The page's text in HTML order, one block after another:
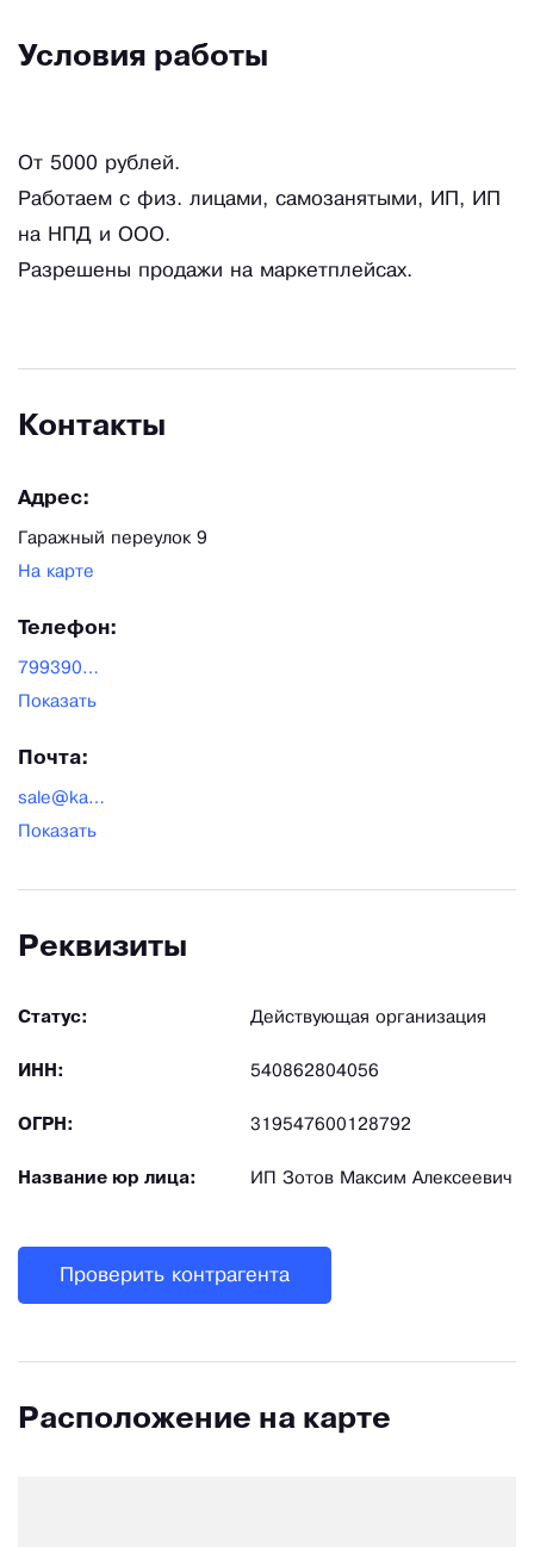
Условия работы
От 5000 рублей.
Работаем с физ. лицами, самозанятыми, ИП, ИП
на НПД и ООО.
Разрешены продажи на маркетплейсах.
Контакты
Адрес:
Гаражный переулок 9
На карте
Телефон:
79939000851
Показать
Почта:
sale@karapuz.store
Показать
Реквизиты
Статус: Действующая организация
ИНН: 540862804056
ОГРН: 319547600128792
Название юр лица: ИП Зотов Максим Алексеевич
Проверить контрагента
Расположение на карте